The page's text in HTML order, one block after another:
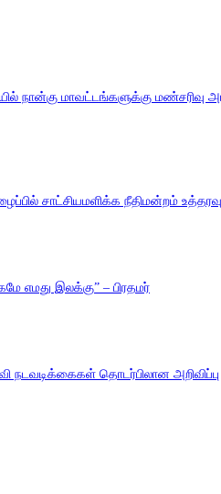
நான்கு மாவட்டங்களுக்கு மண்சரிவு
சாட்சியமளிக்க நீதிமன்றம் உத்தரவு
எமது இலக்கு” – பிரதமர்
தொடர்பிலான அறிவிப்பு